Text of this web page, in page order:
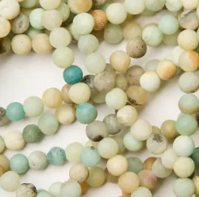
dodatków w biżuterii
tonacja i delikatne mleczne
handmade.